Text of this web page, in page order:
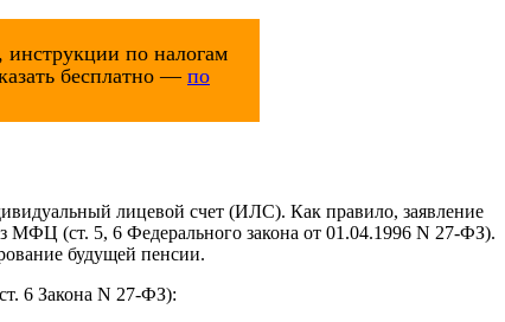
по налогам
бесплатно — по
лицевой счет (ИЛС). Как правило, заявление
МФЦ (ст. 5, 6 Федерального закона от 01.04.1996 N 27-ФЗ).
будущей пенсии.
6 Закона N 27-ФЗ):